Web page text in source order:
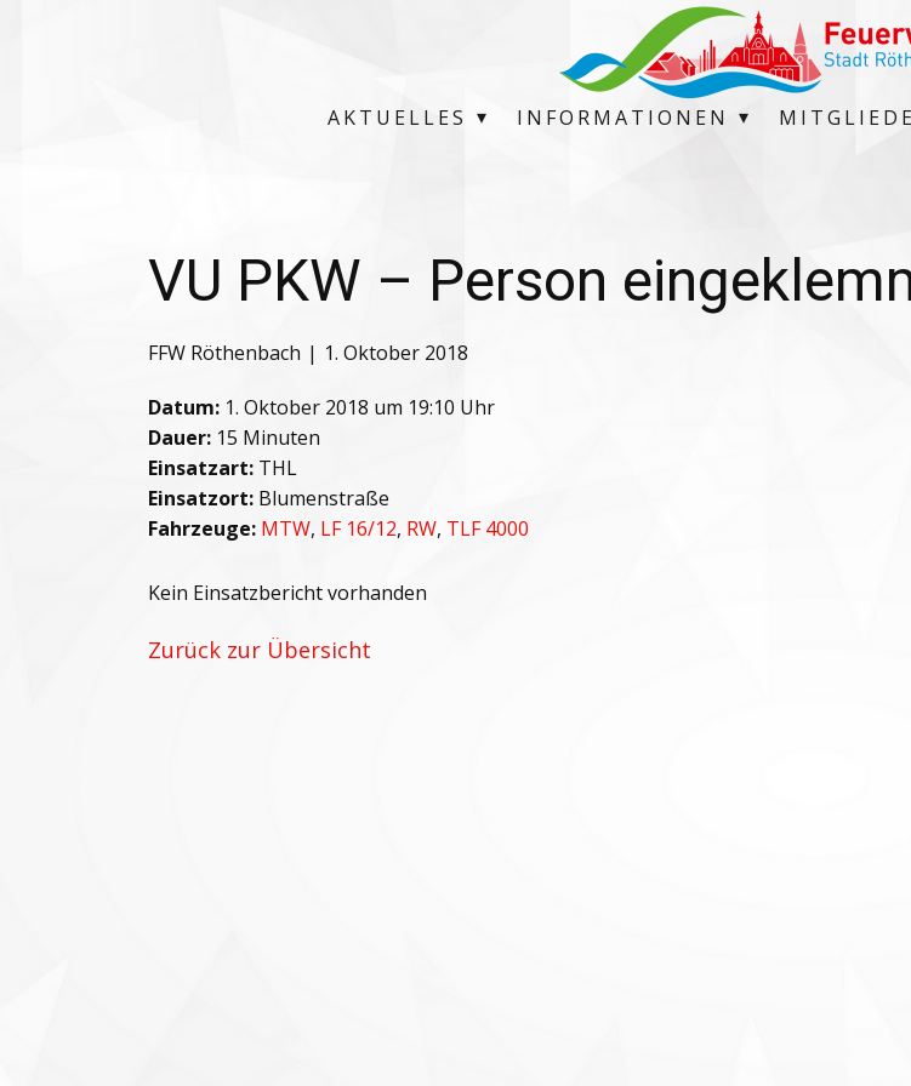
AKTUELLES INFORMATIONEN
VU PKW – Person
FFW Röthenbach 1. Oktober 2018
Datum: 1. Oktober 2018 um 19:10 Uhr
Dauer: 15 Minuten
Einsatzart: THL
Einsatzort: Blumenstraße
Fahrzeuge: MTW, LF 16/12, RW, TLF 4000
Kein Einsatzbericht vorhanden
Zurück zur Übersicht